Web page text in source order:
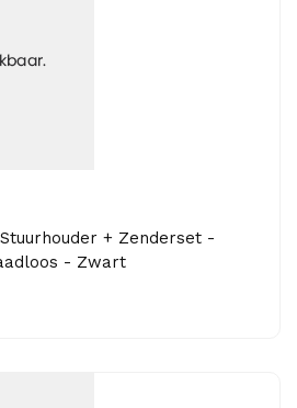
+ Zenderset -
- Zwart